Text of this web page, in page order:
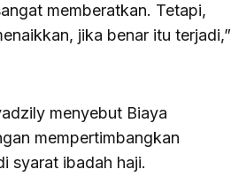
memberatkan. Tetapi,
jika benar itu terjadi,”
menyebut Biaya
mempertimbangkan
syarat ibadah haji.